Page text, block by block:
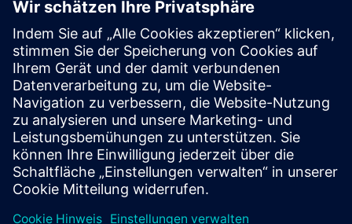
SENTRON Powermanager
SENTRON Powermanager ist Ihr umfangreiches
Energy Management System (EMS) mit erweiterter
Funktionalität für Industrie, Gebäude und
Infrastruktur.